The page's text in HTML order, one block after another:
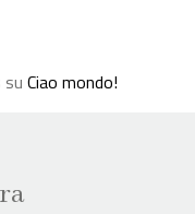
su Ciao mondo!